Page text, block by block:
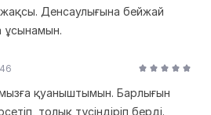
Денсаулығына бейжай
ұсынамын.
қуаныштымын. Барлығын
толық түсіндіріп берді.